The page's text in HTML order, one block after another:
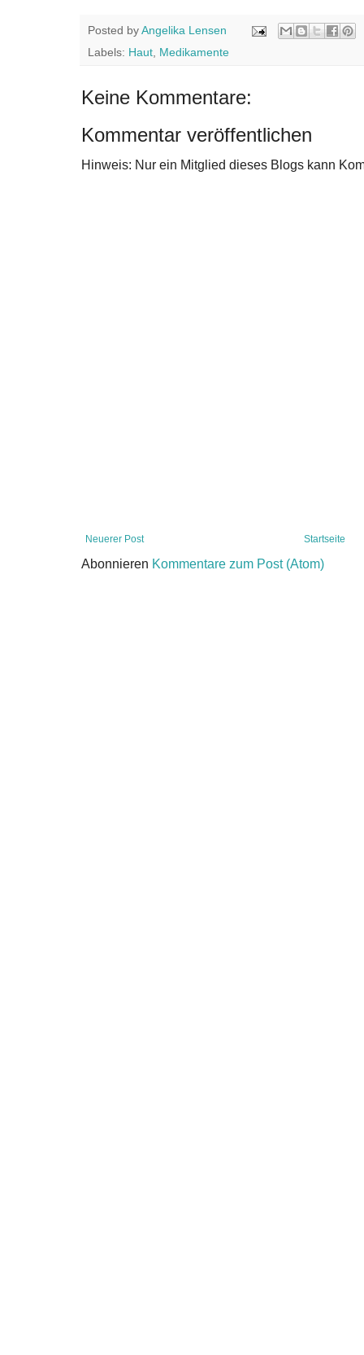
Posted byAngelika Lensen
Labels: Haut, Medikamente
Keine Kommentare:
Kommentar veröffentlichen
Hinweis: Nur ein Mitglied dieses Blogs kann
Neuerer Post Startseite
Abonnieren Kommentare zum Post (Atom)